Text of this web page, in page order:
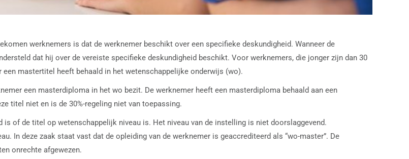
werknemers is dat de werknemer beschikt over een specifieke deskundigheid. Wanneer de
dat hij over de vereiste specifieke deskundigheid beschikt. Voor werknemers, die jonger zijn dan 30
mastertitel heeft behaald in het wetenschappelijke onderwijs (wo).
een masterdiploma in het wo bezit. De werknemer heeft een masterdiploma behaald aan een
titel niet en is de 30%-regeling niet van toepassing.
of de titel op wetenschappelijk niveau is. Het niveau van de instelling is niet doorslaggevend.
In deze zaak staat vast dat de opleiding van de werknemer is geaccrediteerd als “wo-master”. De
onrechte afgewezen.